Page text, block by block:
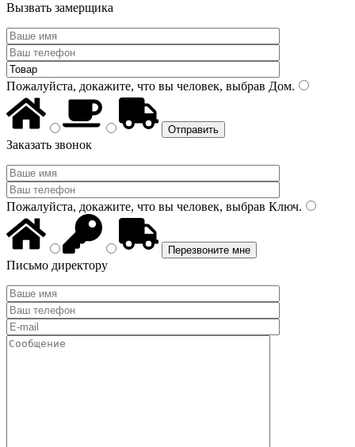
Вызвать замерщика
Пожалуйста, докажите, что вы человек, выбрав Дом.
Заказать звонок
Пожалуйста, докажите, что вы человек, выбрав Ключ.
Письмо директору